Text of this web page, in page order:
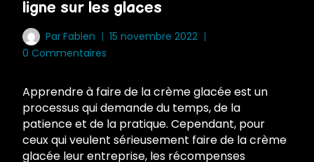
ligne sur les glaces
ParFabien
15 novembre 2022
0 Commentaires
Apprendre à faire de la crème glacée est un
processus qui demande du temps, de la
patience et de la pratique. Cependant, pour
ceux qui veulent sérieusement faire de la crème
glacée leur entreprise, les récompenses